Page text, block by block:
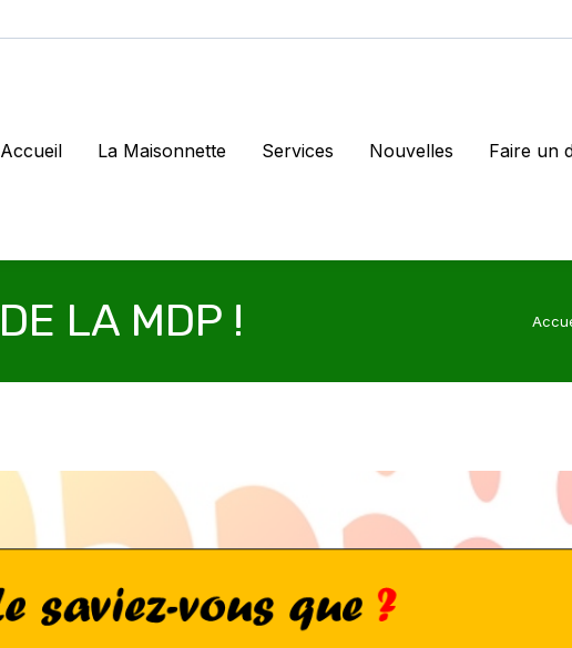
Accueil La Maisonnette Services Nouvelles Faire un
LA MDP ! Vous